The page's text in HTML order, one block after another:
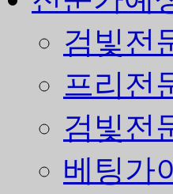
검빛전
프리전
검빛전
베팅가